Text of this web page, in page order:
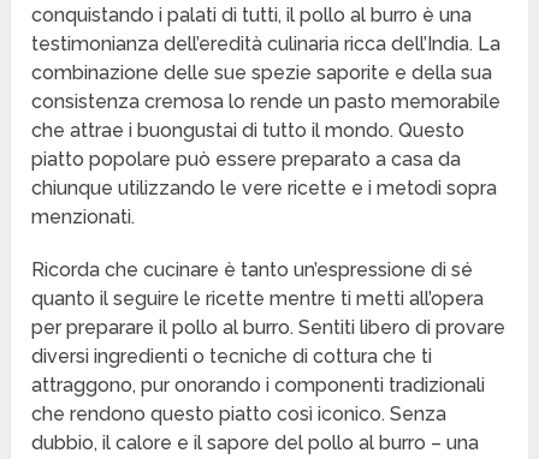
conquistando i palati di tutti, il pollo al burro è una
testimonianza dell’eredità culinaria ricca dell’India. La
combinazione delle sue spezie saporite e della sua
consistenza cremosa lo rende un pasto memorabile
che attrae i buongustai di tutto il mondo. Questo
piatto popolare può essere preparato a casa da
chiunque utilizzando le vere ricette e i metodi sopra
menzionati.
Ricorda che cucinare è tanto un’espressione di sé
quanto il seguire le ricette mentre ti metti all’opera
per preparare il pollo al burro. Sentiti libero di provare
diversi ingredienti o tecniche di cottura che ti
attraggono, pur onorando i componenti tradizionali
che rendono questo piatto così iconico. Senza
dubbio, il calore e il sapore del pollo al burro – una